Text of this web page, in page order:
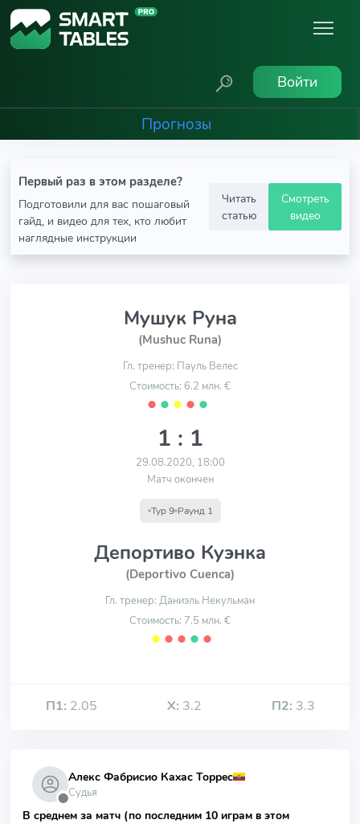
Войти
Прогнозы
Первый раз в этом разделе?
Подготовили для вас пошаговый
гайд, и видео для тех, кто любит
наглядные инструкции
Читать
статью
Смотреть
видео
Мушук Руна
(Mushuc Runa)
Гл. тренер: Пауль Велес
Стоимость: 6.2 млн. €
⬤ ⬤ ⬤ ⬤ ⬤
1 : 1
29.08.2020, 18:00
Матч окончен
Тур 9 Раунд 1
Депортиво Куэнка
(Deportivo Cuenca)
Гл. тренер: Даниэль Некульман
Стоимость: 7.5 млн. €
⬤ ⬤ ⬤ ⬤ ⬤
П1: 2.05 Х: 3.2 П2: 3.3
⬤
Алекс Фабрисио Кахас Торрес
Судья
В среднем за матч (по последним 10 играм в этом